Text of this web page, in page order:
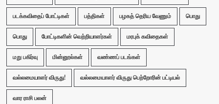
படக்கவிதைப் போட்டிகள் பத்திகள் பழகத் தெரிய வேணும் பொது
பொது போட்டிகளின் வெற்றியாளர்கள் மரபுக் கவிதைகள்
மறு பகிர்வு மின்னூல்கள் வண்ணப் படங்கள்
வல்லமையாளர் விருது! வல்லமையாளர் விருது பெற்றோரின் பட்டியல்
வார ராசி பலன்